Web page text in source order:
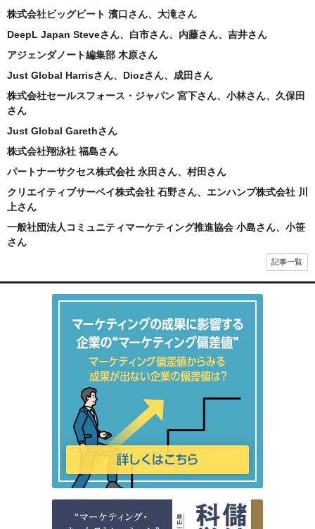
株式会社ビッグビート 濱口さん、大滝さん
DeepL Japan Steveさん、白市さん、内藤さん、吉井さん
アジェンダノート編集部 木原さん
Just Global Harrisさん、Diozさん、成田さん
株式会社セールスフォース・ジャパン 宮下さん、小林さん、久保田
さん
Just Global Garethさん
株式会社翔泳社 福島さん
パートナーサクセス株式会社 永田さん、村田さん
クリエイティブサーベイ株式会社 石野さん、エンハンプ株式会社 川
上さん
一般社団法人コミュニティマーケティング推進協会 小島さん、小笹
さん
記事一覧